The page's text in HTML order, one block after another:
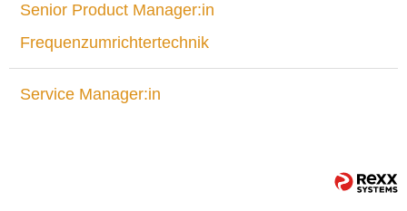
Senior Product Manager:in
Frequenzumrichtertechnik
Service Manager:in